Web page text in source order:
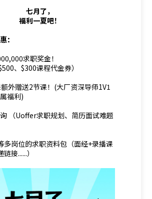
七月了，
福利一夏吧！
：
求职奖金！
、$300课程代金券）
外赠送2节课！(大厂资深导师1V1
福利)
（Uoffer求职规划、简历面试难题
多岗位的求职资料包（面经+录播课
接......）